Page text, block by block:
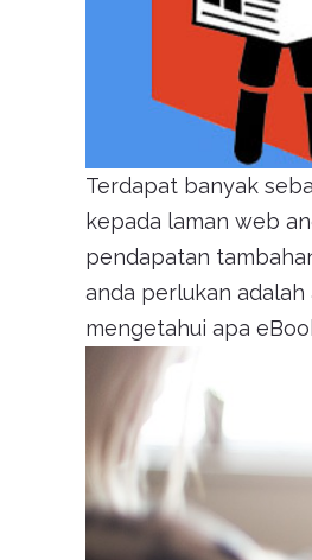
Terdapat banyak
kepada laman web
pendapatan
anda perlukan
mengetahui apa